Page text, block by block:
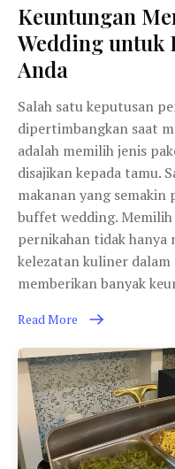
Keuntungan
Wedding untuk
Anda
Salah satu keputusan
dipertimbangkan saat
adalah memilih jenis
disajikan kepada tamu.
makanan yang
buffet wedding.
pernikahan tidak hanya
kelezatan kuliner
memberikan banyak
Read More